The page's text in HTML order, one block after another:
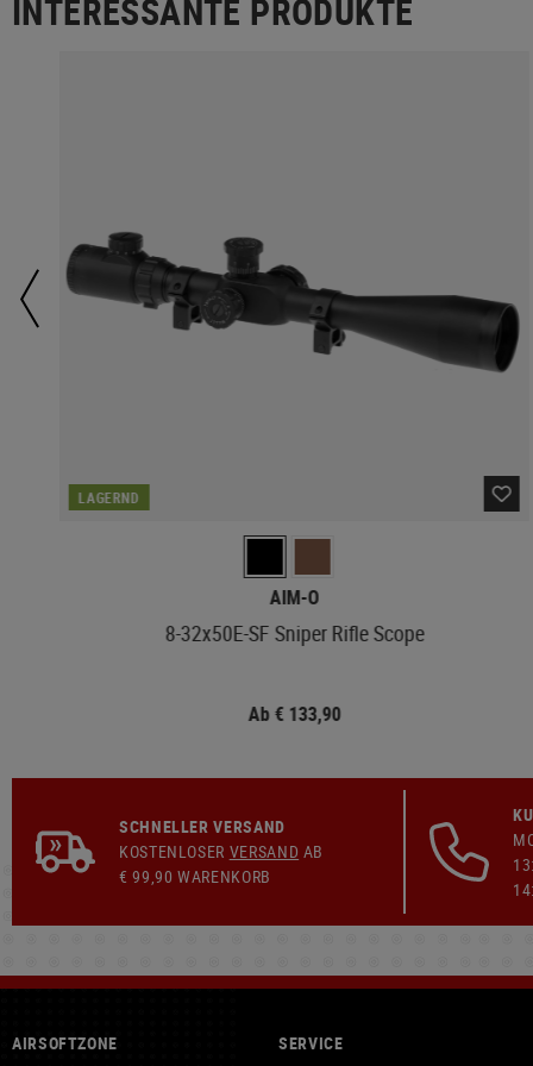
INTERESSANTE PRODUKTE
LAGERND
AIM-O
8-32x50E-SF Sniper Rifle Scope
Ab € 133,90
SCHNELLER VERSAND
KOSTENLOSER VERSAND AB
€ 99,90 WARENKORB
AIRSOFTZONE
SERVICE